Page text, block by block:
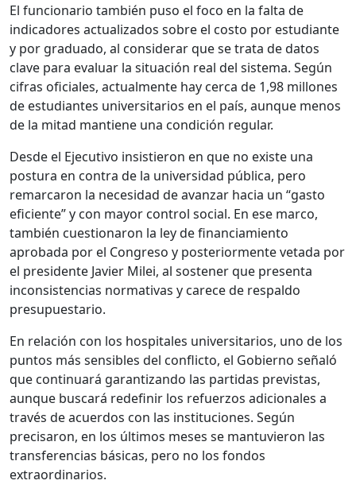
El funcionario también puso el foco en la falta de
indicadores actualizados sobre el costo por estudiante
y por graduado, al considerar que se trata de datos
clave para evaluar la situación real del sistema. Según
cifras oficiales, actualmente hay cerca de 1,98 millones
de estudiantes universitarios en el país, aunque menos
de la mitad mantiene una condición regular.
Desde el Ejecutivo insistieron en que no existe una
postura en contra de la universidad pública, pero
remarcaron la necesidad de avanzar hacia un “gasto
eficiente” y con mayor control social. En ese marco,
también cuestionaron la ley de financiamiento
aprobada por el Congreso y posteriormente vetada por
el presidente Javier Milei, al sostener que presenta
inconsistencias normativas y carece de respaldo
presupuestario.
En relación con los hospitales universitarios, uno de los
puntos más sensibles del conflicto, el Gobierno señaló
que continuará garantizando las partidas previstas,
aunque buscará redefinir los refuerzos adicionales a
través de acuerdos con las instituciones. Según
precisaron, en los últimos meses se mantuvieron las
transferencias básicas, pero no los fondos
extraordinarios.